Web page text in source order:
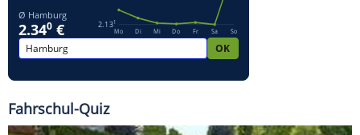
Fahrschul-Quiz